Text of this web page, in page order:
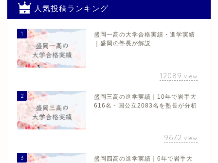
人気投稿ランキング
1
盛岡一高の大学合格実績・進学実績
｜盛岡の塾長が解説
12089 view
2
盛岡三高の進学実績｜10年で岩手大
616名・国公立2083名を塾長が分析
9672 view
3
盛岡四高の進学実績｜6年で岩手大